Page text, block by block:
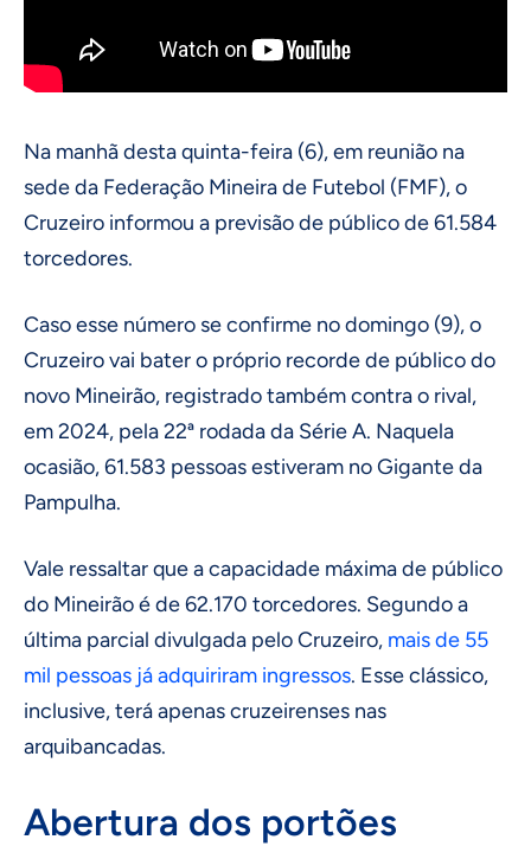
Na manhã desta quinta-feira (6), em reunião na
sede da Federação Mineira de Futebol (FMF), o
Cruzeiro informou a previsão de público de 61.584
torcedores.
Caso esse número se confirme no domingo (9), o
Cruzeiro vai bater o próprio recorde de público do
novo Mineirão, registrado também contra o rival,
em 2024, pela 22ª rodada da Série A. Naquela
ocasião, 61.583 pessoas estiveram no Gigante da
Pampulha.
Vale ressaltar que a capacidade máxima de público
do Mineirão é de 62.170 torcedores. Segundo a
última parcial divulgada pelo Cruzeiro, mais de 55
mil pessoas já adquiriram ingressos. Esse clássico,
inclusive, terá apenas cruzeirenses nas
arquibancadas.
Abertura dos portões